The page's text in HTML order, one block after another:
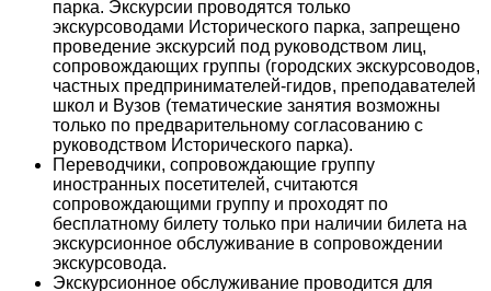
парка. Экскурсии проводятся только
экскурсоводами Исторического парка, запрещено
проведение экскурсий под руководством лиц,
сопровождающих группы (городских экскурсоводов,
частных предпринимателей-гидов, преподавателей
школ и Вузов (тематические занятия возможны
только по предварительному согласованию с
руководством Исторического парка).
Переводчики, сопровождающие группу
иностранных посетителей, считаются
сопровождающими группу и проходят по
бесплатному билету только при наличии билета на
экскурсионное обслуживание в сопровождении
экскурсовода.
Экскурсионное обслуживание проводится для